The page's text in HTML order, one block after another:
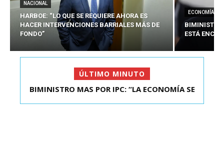
NACIONAL
HARBOE: “LO QUE SE REQUIERE AHORA ES
HACER INTERVENCIONES BARRIALES MÁS DE
FONDO”
ECONOMÍA
BIMINISTRO
ESTÁ
ÚLTIMO MINUTO
KAST SE REUNIÓ CON EL PRESIDENTE ELECTO DE
BIMINISTRO MAS POR IPC: “LA ECONOMÍA SE